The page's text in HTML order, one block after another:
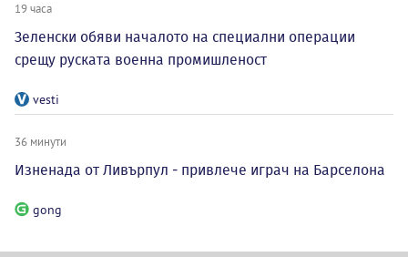
19 часа
Зеленски обяви началото на специални операции
срещу руската военна промишленост
vesti
36 минути
Изненада от Ливърпул - привлече играч на Барселона
gong